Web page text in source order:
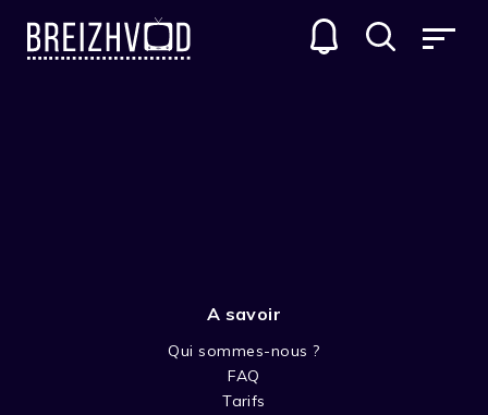
A savoir
Qui sommes-nous ?
FAQ
Tarifs